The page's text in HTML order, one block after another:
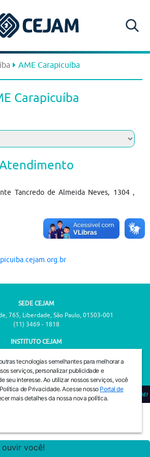
AME Carapicuíba
Carapicuíba
Tancredo de Almeida Neves, 1304 ,
SEDE CEJAM
765, Liberdade, São Paulo, 01503-001
(11) 3469 - 1818
INSTITUTO CEJAM
(11) 3469 - 1818
PREVENIR É VIVER COM QUALIDADE!
tecnologias semelhantes para melhorar a
serviços, personalizar publicidade e
seu interesse. Ao utilizar nossos serviços, você
de Privacidade. Acesse nosso Portal de
mais detalhes da nossa nova política.
ouvir você!